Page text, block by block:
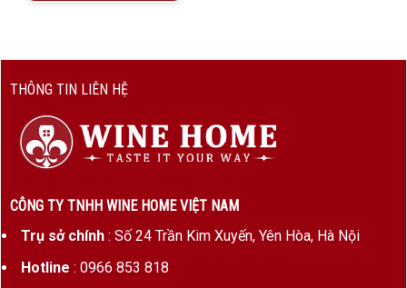
THÔNG TIN LIÊN HỆ
CÔNG TY TNHH WINE HOME VIỆT NAM
Trụ sở chính: Số 24 Trần Kim Xuyến, Yên Hòa, Hà Nội
Hotline : 0966 853 818